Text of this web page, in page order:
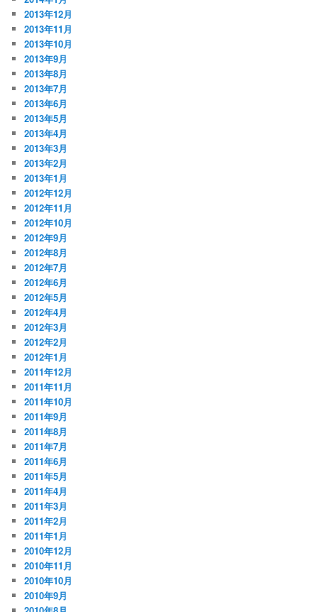
2013年12月
2013年11月
2013年10月
2013年9月
2013年8月
2013年7月
2013年6月
2013年5月
2013年4月
2013年3月
2013年2月
2013年1月
2012年12月
2012年11月
2012年10月
2012年9月
2012年8月
2012年7月
2012年6月
2012年5月
2012年4月
2012年3月
2012年2月
2012年1月
2011年12月
2011年11月
2011年10月
2011年9月
2011年8月
2011年7月
2011年6月
2011年5月
2011年4月
2011年3月
2011年2月
2011年1月
2010年12月
2010年11月
2010年10月
2010年9月